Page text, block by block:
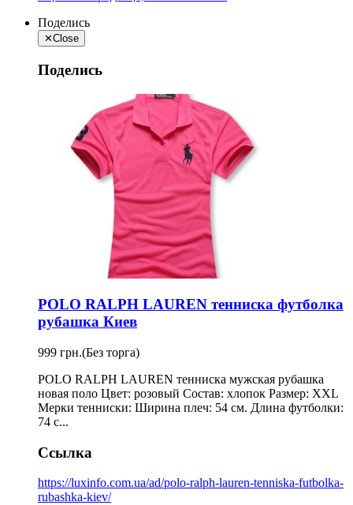
Поделись
✕Close
Поделись
POLO RALPH LAUREN тенниска футболка
рубашка Киев
999 грн.(Без торга)
POLO RALPH LAUREN тенниска мужская рубашка
новая поло Цвет: розовый Состав: хлопок Размер: XXL
Мерки тенниски: Ширина плеч: 54 см. Длина футболки:
74 с...
Ссылка
https://luxinfo.com.ua/ad/polo-ralph-lauren-tenniska-futbolka-
rubashka-kiev/